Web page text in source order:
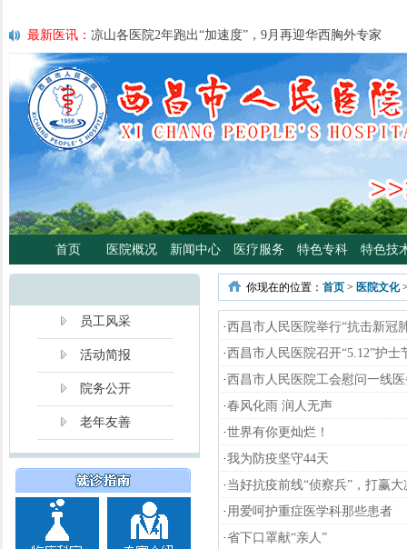
最新医讯： 凉山各医院2年跑出“加速度”，9月再迎华西胸外专家
最新医讯：紧急通知
最新医讯：好消息！四川大学华西医院泌尿外科专家魏强教授来院
最新医讯：西昌市人民总医院携手省科学普及专委会开展卫生下乡
宣传活动
最新医讯：西昌市人民医院耳鼻咽喉头颈外科将于3月3日开展“全国
日”义诊活动
最新医讯： 重磅消息！2月21日起，四川大学华西医院泌尿外科魏强
将定期到西昌市人民医院开展门诊、手术
最新医讯：西昌市人民医院胃肠肿瘤专病门诊开诊！
最新医讯：西昌市人民医院开展日间蓝光治疗门诊 轻度“小黄人”，
分离、不住院就能照蓝光啦！
最新医讯：好消息！西昌市人民医院高压氧舱运行啦
【义诊预告】西昌市人民医院大型义诊活动，5月7日约
首页 医院概况 新闻中心 医疗服务 特色专科 特色技
员工风采
活动简报
院务公开
老年友善
你现在的位置： 首页 > 医院文化
· 西昌市人民医院举行“抗击新冠
· 西昌市人民医院召开“5.12”护士
· 西昌市人民医院工会慰问一线
·春风化雨 润人无声
·世界有你更灿烂！
·我为防疫坚守44天
· 当好抗疫前线“侦察兵”，打赢
· 用爱呵护重症医学科那些患者
·省下口罩献“亲人”